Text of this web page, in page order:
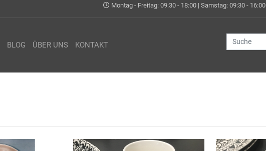
Montag - Freitag: 09:30 - 18:00 | Samstag: 09:30 - 16:00
BLOG ÜBER UNS KONTAKT